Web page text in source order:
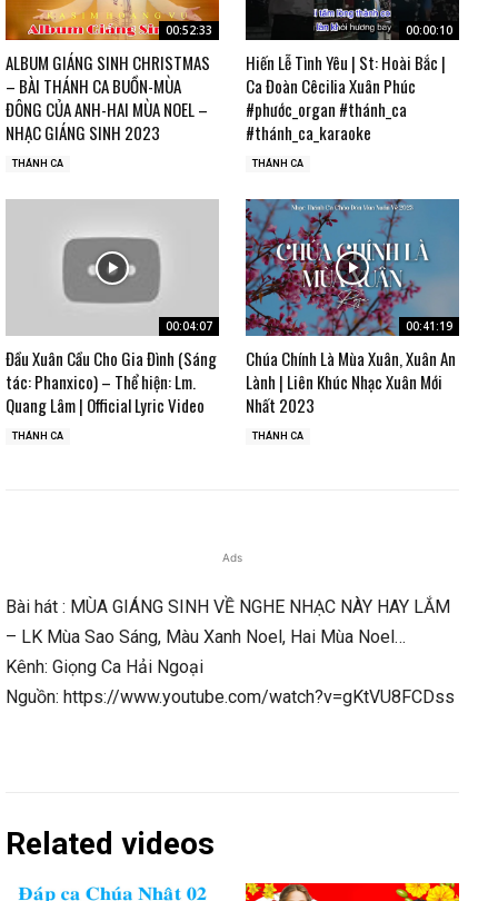
00:52:33
ALBUM GIÁNG SINH CHRISTMAS
– BÀI THÁNH CA BUỒN-MÙA
ĐÔNG CỦA ANH-HAI MÙA NOEL –
NHẠC GIÁNG SINH 2023
THÁNH CA
00:00:10
Hiến Lễ Tình Yêu | St: Hoài Bắc |
Ca Đoàn Cêcilia Xuân Phúc
#phước_organ #thánh_ca
#thánh_ca_karaoke
THÁNH CA
00:04:07
Đầu Xuân Cầu Cho Gia Đình (Sáng
tác: Phanxico) – Thể hiện: Lm.
Quang Lâm | Official Lyric Video
THÁNH CA
00:41:19
Chúa Chính Là Mùa Xuân, Xuân An
Lành | Liên Khúc Nhạc Xuân Mới
Nhất 2023
THÁNH CA
Ads
Bài hát : MÙA GIÁNG SINH VỀ NGHE NHẠC NÀY HAY LẮM
– LK Mùa Sao Sáng, Màu Xanh Noel, Hai Mùa Noel…
Kênh: Giọng Ca Hải Ngoại
Nguồn: https://www.youtube.com/watch?v=gKtVU8FCDss
Related videos